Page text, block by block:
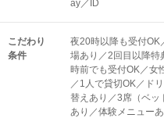
ay／ID
こだわり
条件
夜20時以降も受付OK
場あり／2回目以降特
時前でも受付OK／女
／1人で貸切OK／ド
替えあり／3席（ベッ
あり／体験メニュー